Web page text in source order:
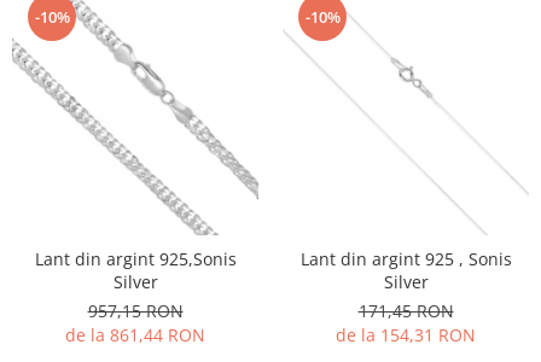
-10%
Lant din argint 925,Sonis
Silver
957,15 RON
de la 861,44 RON
-10%
Lant din argint 925 , Sonis
Silver
171,45 RON
de la 154,31 RON